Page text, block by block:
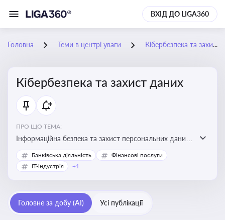
ВХІД ДО LIGA360
Головна Теми в центрі уваги Кібербезпека та захист даних
Кібербезпека та захист даних
ПРО ЩО ТЕМА:
Інформаційна безпека та захист персональних даних
на підприємстві
Банківська діяльність
Фінансові послуги
IT-індустрія
+1
Головне за добу (AI) Усі публікації